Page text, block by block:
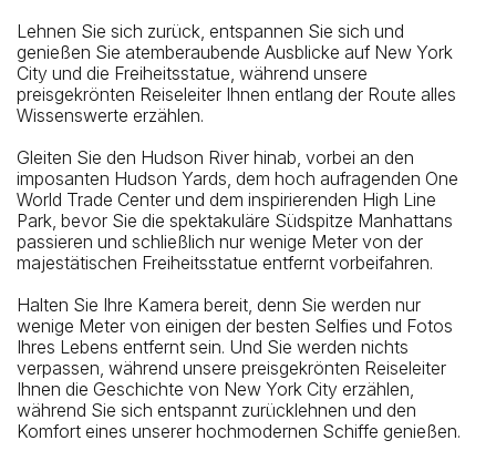
Lehnen Sie sich zurück, entspannen Sie sich und
genießen Sie atemberaubende Ausblicke auf New York
City und die Freiheitsstatue, während unsere
preisgekrönten Reiseleiter Ihnen entlang der Route alles
Wissenswerte erzählen.
Gleiten Sie den Hudson River hinab, vorbei an den
imposanten Hudson Yards, dem hoch aufragenden One
World Trade Center und dem inspirierenden High Line
Park, bevor Sie die spektakuläre Südspitze Manhattans
passieren und schließlich nur wenige Meter von der
majestätischen Freiheitsstatue entfernt vorbeifahren.
Halten Sie Ihre Kamera bereit, denn Sie werden nur
wenige Meter von einigen der besten Selfies und Fotos
Ihres Lebens entfernt sein. Und Sie werden nichts
verpassen, während unsere preisgekrönten Reiseleiter
Ihnen die Geschichte von New York City erzählen,
während Sie sich entspannt zurücklehnen und den
Komfort eines unserer hochmodernen Schiffe genießen.